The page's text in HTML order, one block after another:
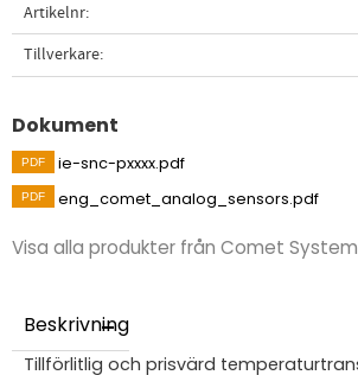
Artikelnr
Tillverkare
Dokument
ie-snc-pxxxx.pdf
eng_comet_analog_sensors.pdf
Visa alla produkter från Comet System
Beskrivning
Tillförlitlig och prisvärd